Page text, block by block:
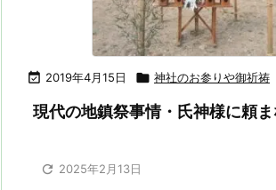
 2019年4月15日  神社のお参りや御祈祷
現代の地鎮祭事情・氏神様に頼
 2025年2月13日